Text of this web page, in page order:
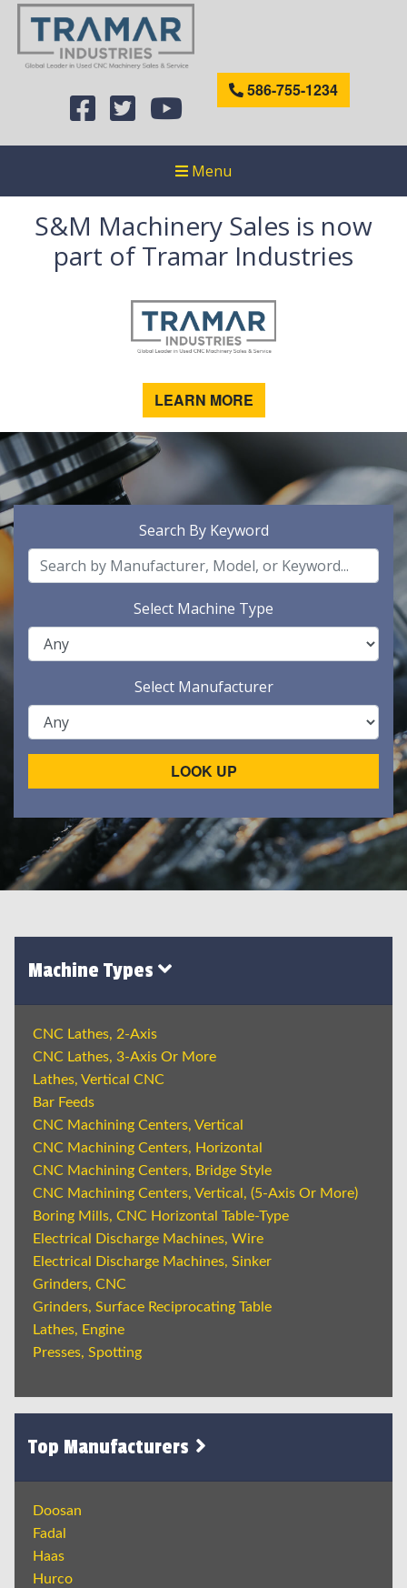
586-755-1234
Menu
S&M Machinery Sales is now
part of Tramar Industries
LEARN MORE
Search By Keyword
Select Machine Type
Select Manufacturer
LOOK UP
Machine Types
CNC Lathes, 2-Axis
CNC Lathes, 3-Axis Or More
Lathes, Vertical CNC
Bar Feeds
CNC Machining Centers, Vertical
CNC Machining Centers, Horizontal
CNC Machining Centers, Bridge Style
CNC Machining Centers, Vertical, (5-Axis Or More)
Boring Mills, CNC Horizontal Table-Type
Electrical Discharge Machines, Wire
Electrical Discharge Machines, Sinker
Grinders, CNC
Grinders, Surface Reciprocating Table
Lathes, Engine
Presses, Spotting
Top Manufacturers
Doosan
Fadal
Haas
Hurco